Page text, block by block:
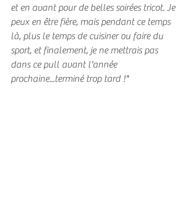
et en avant pour de belles soirées tricot. Je
peux en être fière, mais pendant ce temps
là, plus le temps de cuisiner ou faire du
sport, et finalement, je ne mettrais pas
dans ce pull avant l'année
prochaine...terminé trop tard !"